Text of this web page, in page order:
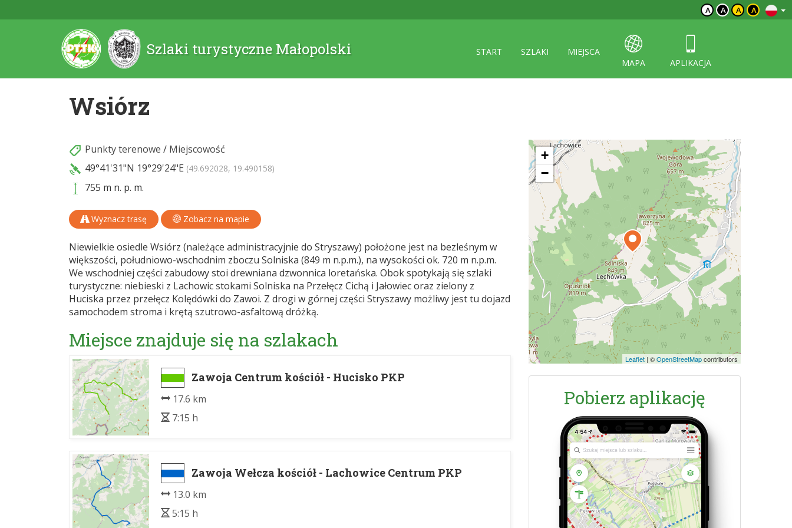
A A A A
Szlaki turystyczne Małopolski START SZLAKI
MIEJSCA
MAPA
APLIKACJA
Wsiórz
Punkty terenowe / Miejscowość
49°41'31"N 19°29'24"E (49.692028, 19.490158)
755 m n. p. m.
Wyznacz trasę Zobacz na mapie
Niewielkie osiedle Wsiórz (należące administracyjnie do Stryszawy) położone jest na bezleśnym w
większości, południowo-wschodnim zboczu Solniska (849 m n.p.m.), na wysokości ok. 720 m n.p.m.
We wschodniej części zabudowy stoi drewniana dzwonnica loretańska. Obok spotykają się szlaki
turystyczne: niebieski z Lachowic stokami Solniska na Przełęcz Cichą i Jałowiec oraz zielony z
Huciska przez przełęcz Kolędówki do Zawoi. Z drogi w górnej części Stryszawy możliwy jest tu dojazd
samochodem stroma i krętą szutrowo-asfaltową dróżką.
Miejsce znajduje się na szlakach
Zawoja Centrum kościół - Hucisko PKP
17.6 km
7:15 h
Zawoja Wełcza kościół - Lachowice Centrum PKP
13.0 km
5:15 h
+
−
Leaflet | ©OpenStreetMapcontributors
Pobierz aplikację